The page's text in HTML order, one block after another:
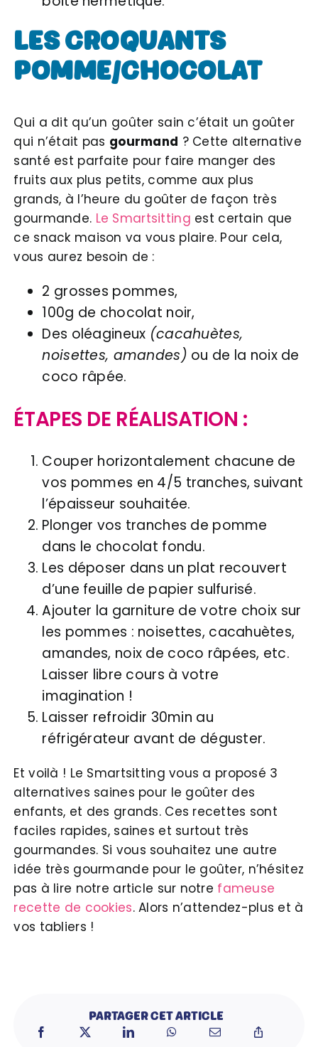
LES CROQUANTS
POMME/CHOCOLAT
Qui a dit qu’un goûter sain c’était un goûter
qui n’était pas gourmand ? Cette alternative
santé est parfaite pour faire manger des
fruits aux plus petits, comme aux plus
grands, à l’heure du goûter de façon très
gourmande. Le Smartsitting est certain que
ce snack maison va vous plaire. Pour cela,
vous aurez besoin de :
2 grosses pommes,
100g de chocolat noir,
Des oléagineux (cacahuètes,
noisettes, amandes) ou de la noix de
coco râpée.
ÉTAPES DE RÉALISATION :
Couper horizontalement chacune de
vos pommes en 4/5 tranches, suivant
l’épaisseur souhaitée.
Plonger vos tranches de pomme
dans le chocolat fondu.
Les déposer dans un plat recouvert
d’une feuille de papier sulfurisé.
Ajouter la garniture de votre choix sur
les pommes : noisettes, cacahuètes,
amandes, noix de coco râpées, etc.
Laisser libre cours à votre
imagination !
Laisser refroidir 30min au
réfrigérateur avant de déguster.
Et voilà ! Le Smartsitting vous a proposé 3
alternatives saines pour le goûter des
enfants, et des grands. Ces recettes sont
faciles rapides, saines et surtout très
gourmandes. Si vous souhaitez une autre
idée très gourmande pour le goûter, n’hésitez
pas à lire notre article sur notre fameuse
recette de cookies. Alors n’attendez-plus et à
vos tabliers !
PARTAGER CET ARTICLE